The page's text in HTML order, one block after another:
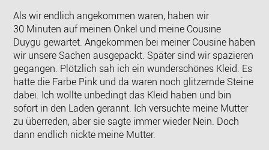
Als wir endlich angekommen waren, haben wir
30 Minuten auf meinen Onkel und meine Cousine
Duygu gewartet. Angekommen bei meiner Cousine haben
wir unsere Sachen ausgepackt. Später sind wir spazieren
gegangen. Plötzlich sah ich ein wunderschönes Kleid. Es
hatte die Farbe Pink und da waren noch glitzernde Steine
dabei. Ich wollte unbedingt das Kleid haben und bin
sofort in den Laden gerannt. Ich versuchte meine Mutter
zu überreden, aber sie sagte immer wieder Nein. Doch
dann endlich nickte meine Mutter.